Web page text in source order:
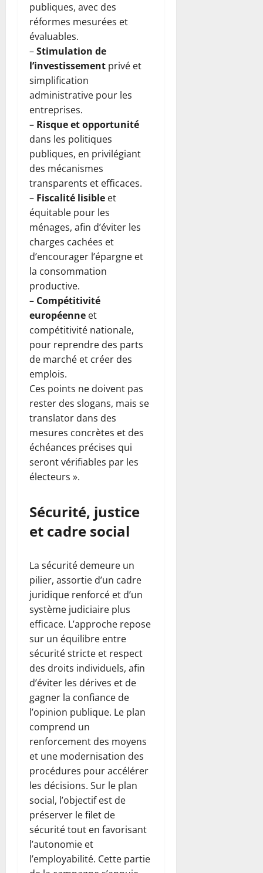
publiques, avec des
réformes mesurées et
évaluables.
–Stimulation de
l’investissement privé et
simplification
administrative pour les
entreprises.
– Risque et opportunité
dans les politiques
publiques, en privilégiant
des mécanismes
transparents et efficaces.
– Fiscalité lisible et
équitable pour les
ménages, afin d’éviter les
charges cachées et
d’encourager l’épargne et
la consommation
productive.
– Compétitivité
européenne et
compétitivité nationale,
pour reprendre des parts
de marché et créer des
emplois.
Ces points ne doivent pas
rester des slogans, mais se
translator dans des
mesures concrètes et des
échéances précises qui
seront vérifiables par les
électeurs ».
Sécurité, justice
et cadre social
La sécurité demeure un
pilier, assortie d’un cadre
juridique renforcé et d’un
système judiciaire plus
efficace. L’approche repose
sur un équilibre entre
sécurité stricte et respect
des droits individuels, afin
d’éviter les dérives et de
gagner la confiance de
l’opinion publique. Le plan
comprend un
renforcement des moyens
et une modernisation des
procédures pour accélérer
les décisions. Sur le plan
social, l’objectif est de
préserver le filet de
sécurité tout en favorisant
l’autonomie et
l’employabilité. Cette partie